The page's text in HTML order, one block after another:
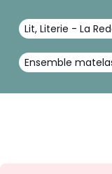
Lit, Literie - La
Ensemble